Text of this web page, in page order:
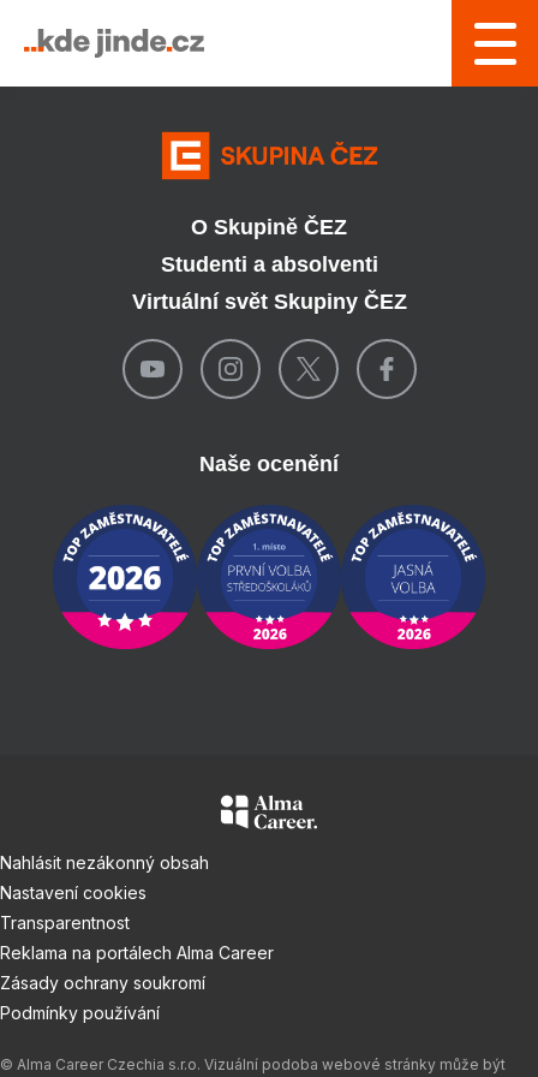
O Skupině ČEZ
Studenti a absolventi
Virtuální svět Skupiny ČEZ
Naše ocenění
Nahlásit nezákonný obsah
Nastavení cookies
Transparentnost
Reklama na portálech Alma Career
Zásady ochrany soukromí
Podmínky používání
© Alma Career Czechia s.r.o. Vizuální podoba webové stránky může být